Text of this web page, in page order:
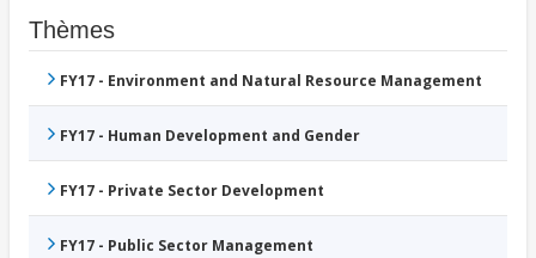
Thèmes
FY17 - Environment and Natural Resource Management
FY17 - Human Development and Gender
FY17 - Private Sector Development
FY17 - Public Sector Management